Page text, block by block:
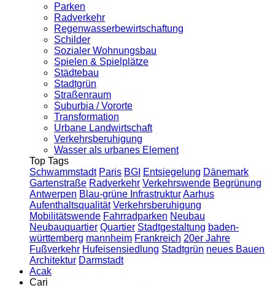
Parken
Radverkehr
Regenwasserbewirtschaftung
Schilder
Sozialer Wohnungsbau
Spielen & Spielplätze
Städtebau
Stadtgrün
Straßenraum
Suburbia / Vororte
Transformation
Urbane Landwirtschaft
Verkehrsberuhigung
Wasser als urbanes Element
Top Tags
Schwammstadt Paris BGI Entsiegelung Dänemark
Gartenstraße Radverkehr Verkehrswende Begrünung
Antwerpen Blau-grüne InfrastrukturAarhus
Aufenthaltsqualität Verkehrsberuhigung
Mobilitätswende Fahrradparken Neubau
Neubauquartier Quartier Stadtgestaltung baden-
württemberg mannheim Frankreich 20er Jahre
Fußverkehr Hufeisensiedlung Stadtgrün neues Bauen
Architektur Darmstadt
Acak
Cari